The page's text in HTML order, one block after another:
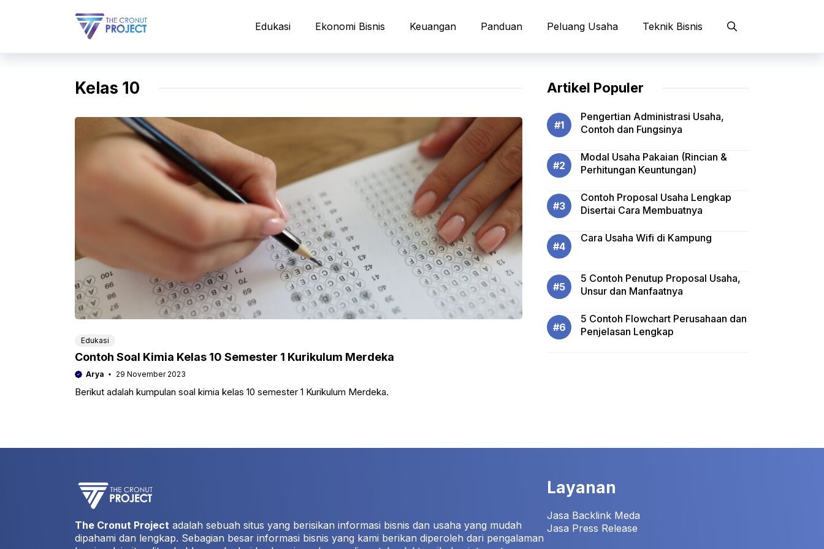
Edukasi Ekonomi Bisnis Keuangan Panduan Peluang Usaha Teknik Bisnis
Kelas 10
Edukasi
Contoh Soal Kimia Kelas 10 Semester 1 Kurikulum Merdeka
Arya 29 November 2023
Berikut adalah kumpulan soal kimia kelas 10 semester 1 Kurikulum Merdeka.
Artikel Populer
Pengertian Administrasi Usaha,
Contoh dan Fungsinya
Modal Usaha Pakaian (Rincian &
Perhitungan Keuntungan)
Contoh Proposal Usaha Lengkap
Disertai Cara Membuatnya
Cara Usaha Wifi di Kampung
5 Contoh Penutup Proposal Usaha,
Unsur dan Manfaatnya
5 Contoh Flowchart Perusahaan dan
Penjelasan Lengkap
The Cronut Project adalah sebuah situs yang berisikan informasi bisnis dan usaha yang mudah
dipahami dan lengkap. Sebagian besar informasi bisnis yang kami berikan diperoleh dari pengalaman
Layanan
Jasa Backlink Meda
Jasa Press Release